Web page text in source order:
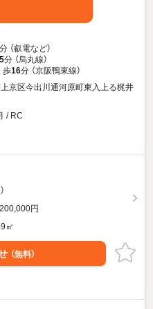
分 （叡電など）
分 （烏丸線）
歩16分 （京阪鴨東線）
京区今出川通河原町東入上る梶井
/ RC
200,000円
㎡
（無料）